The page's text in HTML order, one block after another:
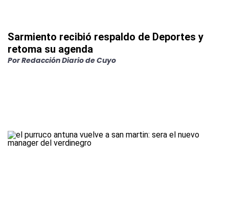
Sarmiento recibió respaldo de Deportes y
retoma su agenda
PorRedacción Diario de Cuyo